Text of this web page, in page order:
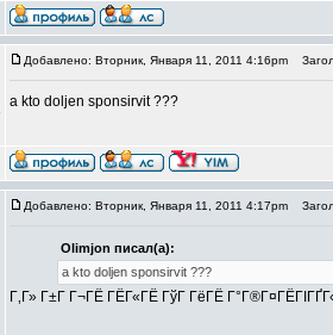
Добавлено: Вторник, Января 11, 2011 4:16pm
a kto doljen sponsirvit ???
Добавлено: Вторник, Января 11, 2011 4:17pm
Olimjon писал(а):
a kto doljen sponsirvit ???
Г‚Г» Г±Г Г¬ГЁ ГЁГ«ГЁ ГўГ ГёГЁ